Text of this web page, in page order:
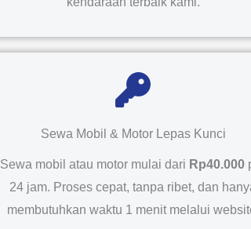
Sewa Mobil & Motor Lepas Kunci
Sewa mobil atau motor mulai dari Rp40.000
24 jam. Proses cepat, tanpa ribet, dan
membutuhkan waktu 1 menit melalui